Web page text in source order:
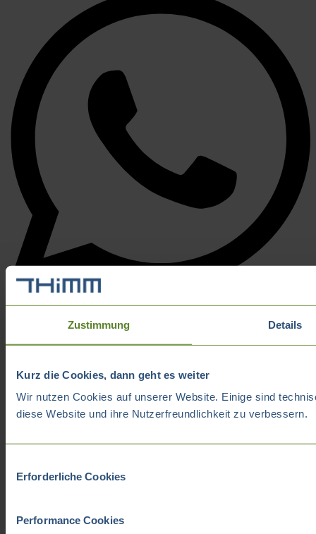
Zustimmung Details
Kurz die Cookies, dann geht es weiter
Wir nutzen Cookies auf unserer Website. Einige sind
diese Website und ihre Nutzerfreundlichkeit zu verbessern.
Erforderliche Cookies
Performance Cookies